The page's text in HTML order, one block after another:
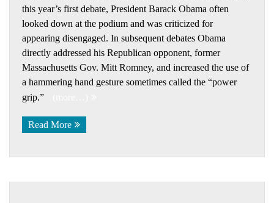
this year’s first debate, President Barack Obama often
looked down at the podium and was criticized for
appearing disengaged. In subsequent debates Obama
directly addressed his Republican opponent, former
Massachusetts Gov. Mitt Romney, and increased the use of
a hammering hand gesture sometimes called the “power
grip.”
Read More